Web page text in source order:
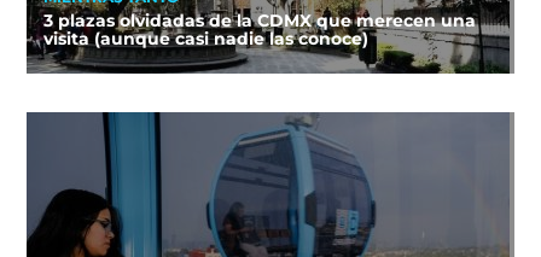
3 plazas olvidadas de la CDMX que merecen una
visita (aunque casi nadie las conoce)